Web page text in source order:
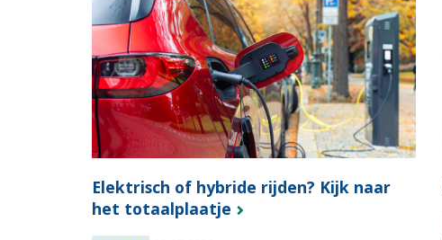
Elektrisch of hybride rijden? Kijk naar
het totaalplaatje